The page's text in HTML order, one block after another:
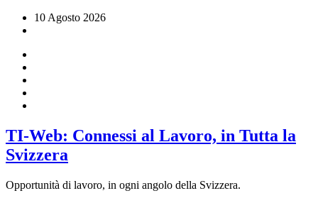
10 Agosto 2026
TI-Web: Connessi al Lavoro, in Tutta la
Svizzera
Opportunità di lavoro, in ogni angolo della Svizzera.